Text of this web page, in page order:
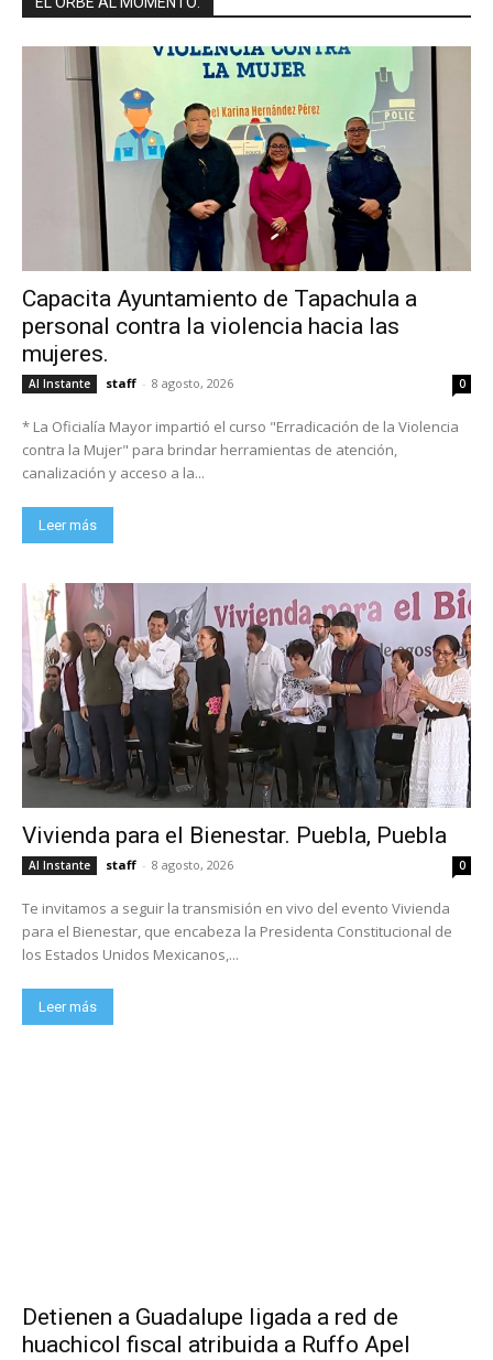
Capacita Ayuntamiento de Tapachula a
personal contra la violencia hacia las
mujeres.
Al Instante staff - 8 agosto, 2026 0
* La Oficialía Mayor impartió el curso "Erradicación de la Violencia
contra la Mujer" para brindar herramientas de atención,
canalización y acceso a la...
Leer más
Vivienda para el Bienestar. Puebla, Puebla
Al Instante staff - 8 agosto, 2026 0
Te invitamos a seguir la transmisión en vivo del evento Vivienda
para el Bienestar, que encabeza la Presidenta Constitucional de
los Estados Unidos Mexicanos,...
Leer más
Detienen a Guadalupe ligada a red de
huachicol fiscal atribuida a Ruffo Apel